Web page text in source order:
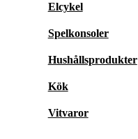
Elcykel
Spelkonsoler
Hushållsprodukter
Kök
Vitvaror